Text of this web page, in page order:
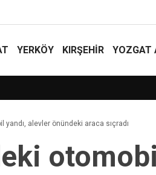
YERKÖY KIRŞEHİR YOZGAT
yandı, alevler önündeki araca sıçradı